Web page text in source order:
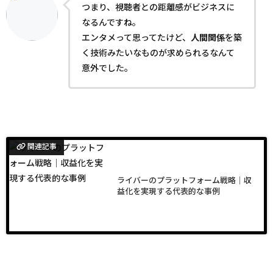
つまり、視聴者との距離感がビジネスに
なるんですね。
エンタメって思ってたけど、 人間関係を築
く技術みたいなものが求められるなんて
意外でした。
関連記事
ライバーのプラットフォーム戦略｜収
益化を実現する代表的な事例